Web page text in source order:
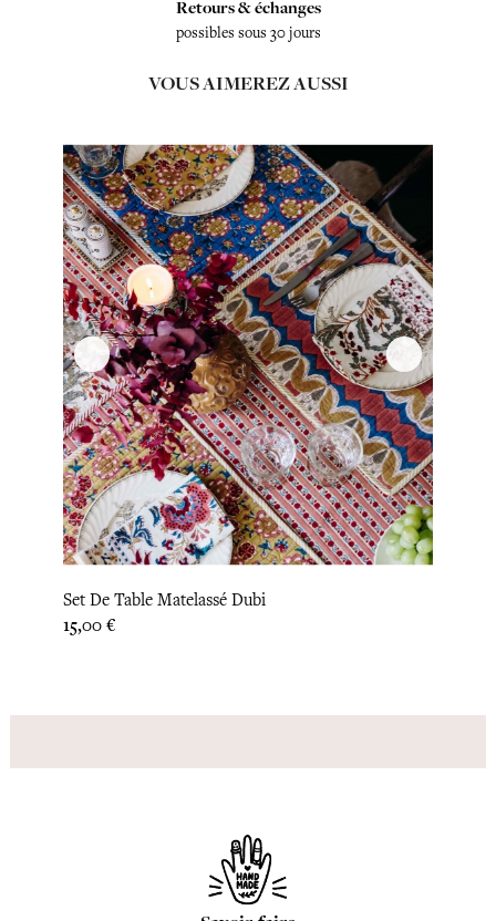
Retours & échanges
possibles sous 30 jours
VOUS AIMEREZ AUSSI
Set De Table Matelassé Dubi
Prix
15,00 €
‹ ›